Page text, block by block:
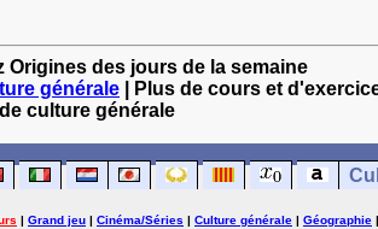
Origines des jours de la semaine
générale | Plus de cours et
culture générale
| Grand jeu | Cinéma/Séries | Culture générale | Géographie |